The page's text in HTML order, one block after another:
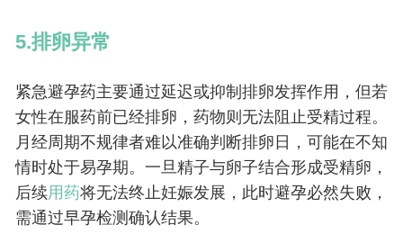
5.排卵异常
紧急避孕药主要通过延迟或抑制排卵发挥作用，但若
女性在服药前已经排卵，药物则无法阻止受精过程。
月经周期不规律者难以准确判断排卵日，可能在不知
情时处于易孕期。一旦精子与卵子结合形成受精卵，
后续用药将无法终止妊娠发展，此时避孕必然失败，
需通过早孕检测确认结果。